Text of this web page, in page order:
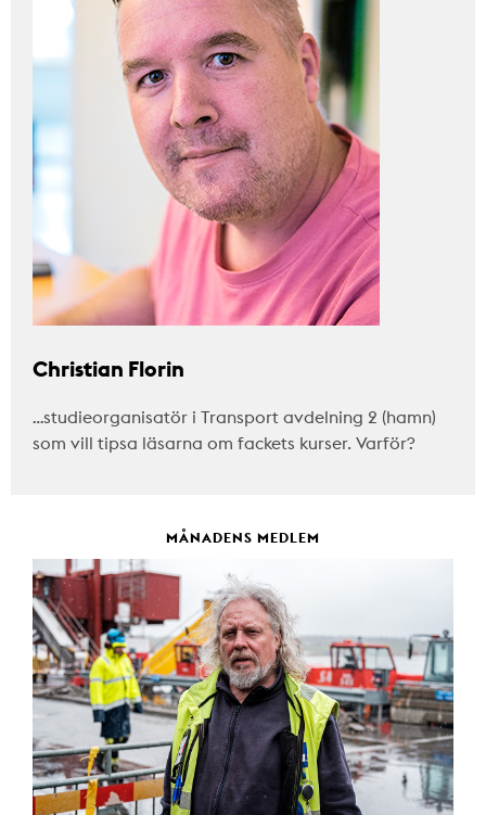
Christian Florin
…studieorganisatör i Transport avdelning 2 (hamn)
som vill tipsa läsarna om fackets kurser. Varför?
MÅNADENS MEDLEM